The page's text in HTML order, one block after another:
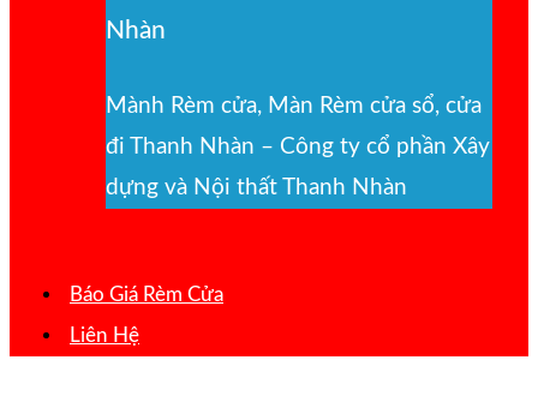
Nhàn
Mành Rèm cửa, Màn Rèm cửa sổ, cửa
đi Thanh Nhàn – Công ty cổ phần Xây
dựng và Nội thất Thanh Nhàn
Báo Giá Rèm Cửa
Liên Hệ